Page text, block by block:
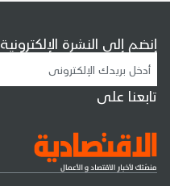
إنضم إلى النشرة الإلكترونية
تابعنا على